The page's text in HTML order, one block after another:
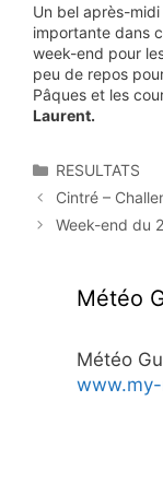
Un bel après-
importante dans
week-end pour
peu de repos
Pâques et les
Laurent.
Catégories
RESULTATS
Cintré –
Week-end du
Météo
Météo